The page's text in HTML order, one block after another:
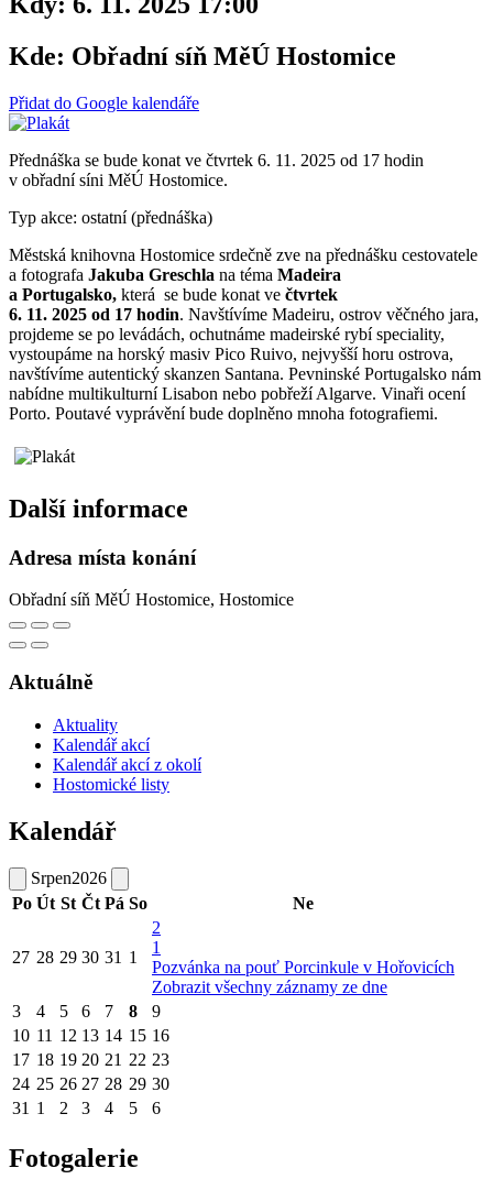
Kde: Obřadní síň MěÚ Hostomice
Přidat do Google kalendáře
Přednáška se bude konat ve čtvrtek 6. 11. 2025 od 17 hodin
v obřadní síni MěÚ Hostomice.
Typ akce: ostatní (přednáška)
Městská knihovna Hostomice srdečně zve na přednášku cestovatele
a fotografa Jakuba Greschla na téma Madeira
a Portugalsko, která se bude konat ve čtvrtek
6. 11. 2025 od 17 hodin. Navštívíme Madeiru, ostrov věčného jara,
projdeme se po levádách, ochutnáme madeirské rybí speciality,
vystoupáme na horský masiv Pico Ruivo, nejvyšší horu ostrova,
navštívíme autentický skanzen Santana. Pevninské Portugalsko nám
nabídne multikulturní Lisabon nebo pobřeží Algarve. Vinaři ocení
Porto. Poutavé vyprávění bude doplněno mnoha fotografiemi.
Další informace
Adresa místa konání
Obřadní síň MěÚ Hostomice, Hostomice
Aktuálně
Aktuality
Kalendář akcí
Kalendář akcí z okolí
Hostomické listy
Kalendář
Srpen2026
Po Út St Čt Pá So Ne
27 28 29 30 31 1
2
1
Pozvánka na pouť Porcinkule v Hořovicích
Zobrazit všechny záznamy ze dne
3
4 5 6 7 8
9
10 11 12 13 14 15 16
17 18 19 20 21 22 23
24 25 26 27 28 29 30
31 1 2 3 4 5 6
Fotogalerie